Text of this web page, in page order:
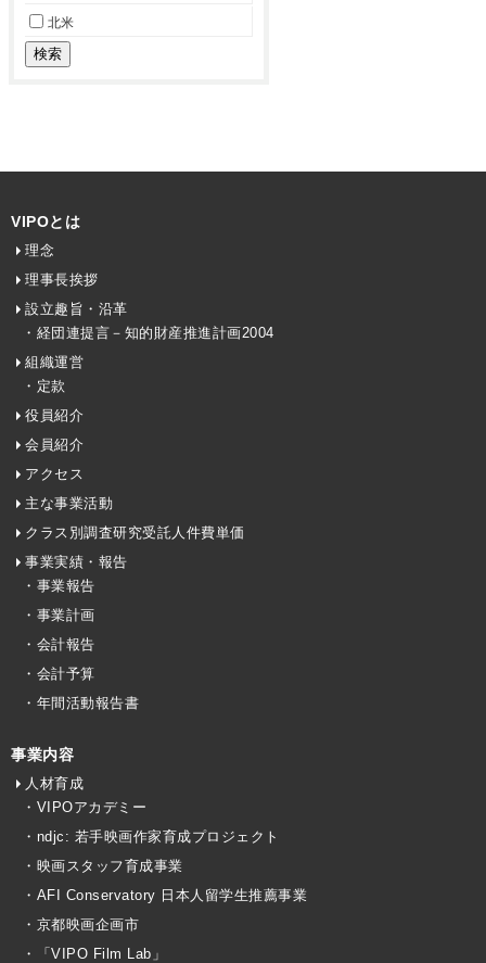
北米
VIPOとは
理念
理事長挨拶
設立趣旨・沿革
・経団連提言－知的財産推進計画2004
組織運営
・定款
役員紹介
会員紹介
アクセス
主な事業活動
クラス別調査研究受託人件費単価
事業実績・報告
・事業報告
・事業計画
・会計報告
・会計予算
・年間活動報告書
事業内容
人材育成
・VIPOアカデミー
・ndjc: 若手映画作家育成プロジェクト
・映画スタッフ育成事業
・AFI Conservatory 日本人留学生推薦事業
・京都映画企画市
・「VIPO Film Lab」